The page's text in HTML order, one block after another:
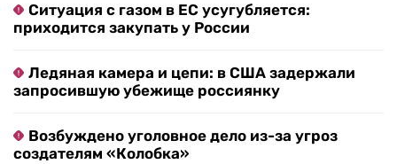
Ситуация с газом в ЕС усугубляется:
приходится закупать у России
Ледяная камера и цепи: в США задержали
запросившую убежище россиянку
Возбуждено уголовное дело из-за угроз
создателям «Колобка»